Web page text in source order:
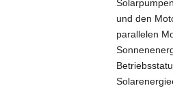
und den
parallelen